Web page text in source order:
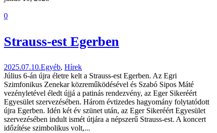
0
Strauss-est Egerben
2025.07.10.Egyéb, Hírek
Július 6-án újra életre kelt a Strauss-est Egerben. Az Egri
Szimfonikus Zenekar közreműködésével és Szabó Sipos Máté
vezényletével éledt újjá a patinás rendezvény, az Eger Sikeréért
Egyesület szervezésében. Három évtizedes hagyomány folytatódott
újra Egerben. Idén két év szünet után, az Eger Sikeréért Egyesület
szervezésében indult ismét útjára a népszerű Strauss-est. A koncert
időzítése szimbolikus volt,...